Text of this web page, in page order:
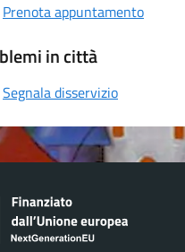
Prenota appuntamento
in città
Segnala disservizio